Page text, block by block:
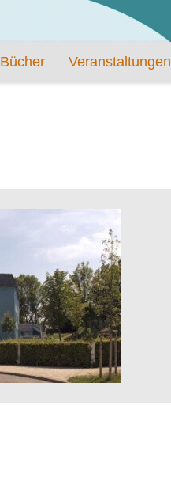
Bücher Veranstaltungen